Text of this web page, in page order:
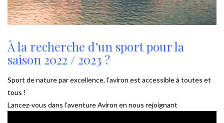
À la recherche d’un sport pour la
saison 2022 / 2023 ?
Sport de nature par excellence, l’aviron est accessible à toutes et
tous !
Lancez-vous dans l’aventure Aviron en nous rejoignant